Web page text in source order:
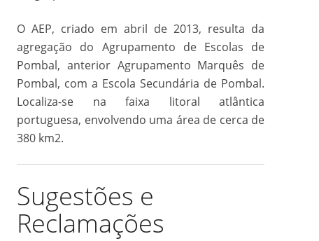
O AEP, criado em abril de 2013, resulta da
agregação do Agrupamento de Escolas de
Pombal, anterior Agrupamento Marquês de
Pombal, com a Escola Secundária de Pombal.
Localiza-se na faixa litoral atlântica
portuguesa, envolvendo uma área de cerca de
380 km2.
Sugestões e
Reclamações